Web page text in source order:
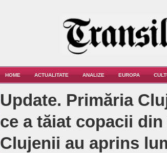
HOME ACTUALITATE ANALIZE EUROPA
Update. Primăria
ce a tăiat copacii
Clujenii au aprins